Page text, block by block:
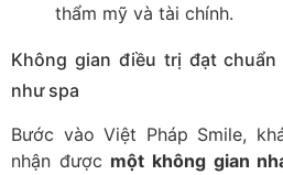
thẩm mỹ và tài chính.
Không gian điều trị đạt
như spa
Bước vào Việt Pháp Smile,
nhận được một không gian